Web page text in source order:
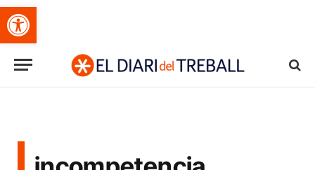
Obre la barra d'eines